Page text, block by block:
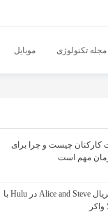
مجله تکنولوژی موبایل
کارکنان چیست و چرا برای
مهم است
بررسی سریال Alice and Steve در Hulu با
واکر